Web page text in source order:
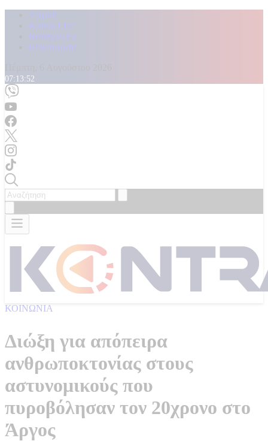
Αρχική
Kontra Live
Καταγγελίες
Επικοινωνία
07:13:53
ΚΟΙΝΩΝΙΑ
Διώξη για απόπειρα
ανθρωποκτονίας στους
αστυνομικούς που
πυροβόλησαν τον 20χρονο στο
Άργος